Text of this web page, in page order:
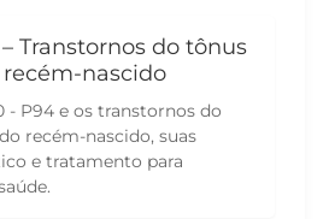
– Transtornos do tônus
nascido
- P94 e os transtornos do
recém-nascido, suas
e tratamento para